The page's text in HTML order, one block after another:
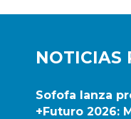
NOTICIAS
Sofofa lanza
+Futuro 2026: